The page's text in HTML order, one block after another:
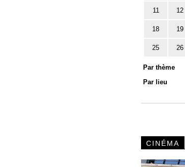
11 12
18 19
25 26
Par thème
Par lieu
CINÉMA